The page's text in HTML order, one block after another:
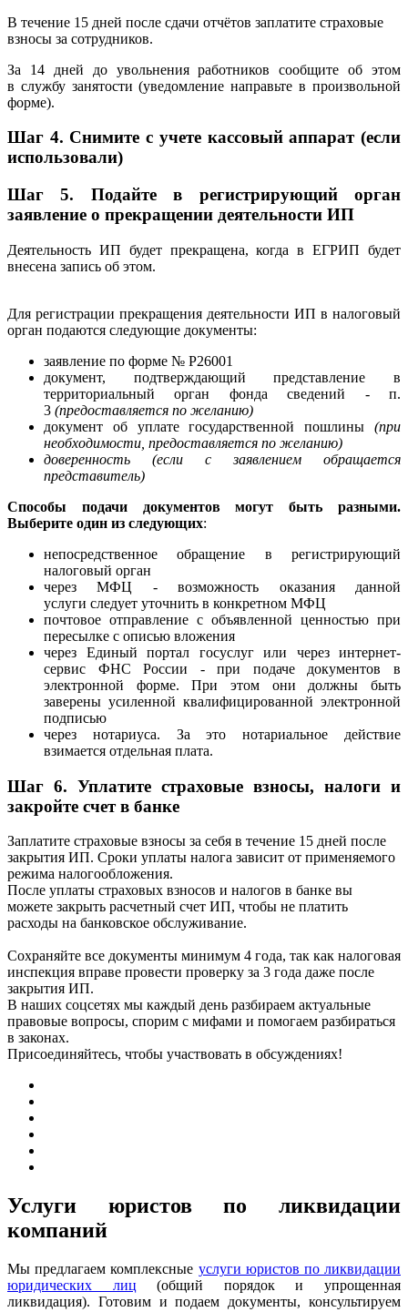
В течение 15 дней после сдачи отчётов заплатите страховые
взносы за сотрудников.
За 14 дней до увольнения работников сообщите об этом
в службу занятости (уведомление направьте в произвольной
форме).
Шаг 4. Снимите с учете кассовый аппарат (если
использовали)
Шаг 5. Подайте в регистрирующий орган
заявление о прекращении деятельности ИП
Деятельность ИП будет прекращена, когда в ЕГРИП будет
внесена запись об этом.
Для регистрации прекращения деятельности ИП в налоговый
орган подаются следующие документы:
заявление по форме № Р26001
документ, подтверждающий представление в
территориальный орган фонда сведений - п.
3 (предоставляется по желанию)
документ об уплате государственной пошлины (при
необходимости, предоставляется по желанию)
доверенность (если с заявлением обращается
представитель)
Способы подачи документов могут быть разными.
Выберите один из следующих:
непосредственное обращение в регистрирующий
налоговый орган
через МФЦ - возможность оказания данной
услуги следует уточнить в конкретном МФЦ
почтовое отправление с объявленной ценностью при
пересылке с описью вложения
через Единый портал госуслуг или через интернет-
сервис ФНС России - при подаче документов в
электронной форме. При этом они должны быть
заверены усиленной квалифицированной электронной
подписью
через нотариуса. За это нотариальное действие
взимается отдельная плата.
Шаг 6. Уплатите страховые взносы, налоги и
закройте счет в банке
Заплатите страховые взносы за себя в течение 15 дней после
закрытия ИП. Сроки уплаты налога зависит от применяемого
режима налогообложения.
После уплаты страховых взносов и налогов в банке вы
можете закрыть расчетный счет ИП, чтобы не платить
расходы на банковское обслуживание.
Сохраняйте все документы минимум 4 года, так как налоговая
инспекция вправе провести проверку за 3 года даже после
закрытия ИП.
В наших соцсетях мы каждый день разбираем актуальные
правовые вопросы, спорим с мифами и помогаем разбираться
в законах.
Присоединяйтесь, чтобы участвовать в обсуждениях!
Услуги юристов по ликвидации
компаний
Мы предлагаем комплексные услуги юристов по ликвидации
юридических лиц (общий порядок и упрощенная
ликвидация). Готовим и подаем документы, консультируем